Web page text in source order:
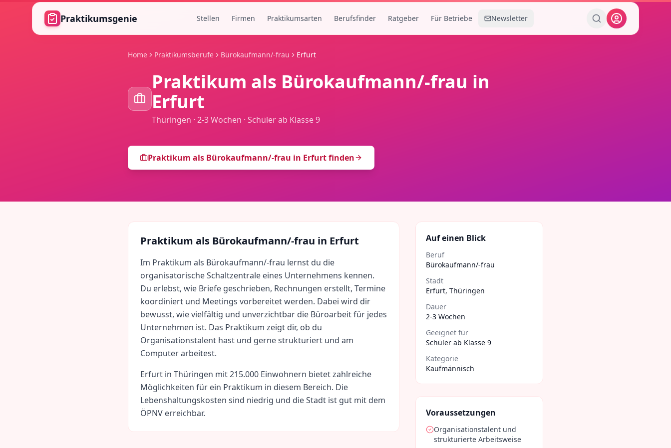
Zum Hauptinhalt springen
Praktikumsgenie Stellen Firmen Praktikumsarten Berufsfinder Ratgeber Für Betriebe Newsletter
Home Praktikumsberufe Bürokaufmann/-frau Erfurt
Praktikum als Bürokaufmann/-frau in
Erfurt
Thüringen · 2-3 Wochen · Schüler ab Klasse 9
Praktikum als Bürokaufmann/-frau in Erfurtfinden
Praktikum als Bürokaufmann/-frau in Erfurt
Im Praktikum als Bürokaufmann/-frau lernst du die
organisatorische Schaltzentrale eines Unternehmens kennen.
Du erlebst, wie Briefe geschrieben, Rechnungen erstellt, Termine
koordiniert und Meetings vorbereitet werden. Dabei wird dir
bewusst, wie vielfältig und unverzichtbar die Büroarbeit für jedes
Unternehmen ist. Das Praktikum zeigt dir, ob du
Organisationstalent hast und gerne strukturiert und am
Computer arbeitest.
Erfurt in Thüringen mit215.000 Einwohnern bietet zahlreiche
Möglichkeiten für ein Praktikum in diesem Bereich. Die
Lebenshaltungskosten sind niedrig und die Stadt ist gut mit dem
ÖPNV erreichbar.
Auf einen Blick
Beruf
Bürokaufmann/-frau
Stadt
Erfurt, Thüringen
Dauer
2-3 Wochen
Geeignet für
Schüler ab Klasse 9
Kategorie
Kaufmännisch
Voraussetzungen
Organisationstalent und
strukturierte Arbeitsweise